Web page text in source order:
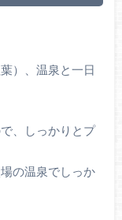
）、温泉と一日
、しっかりとプ
の温泉でしっか